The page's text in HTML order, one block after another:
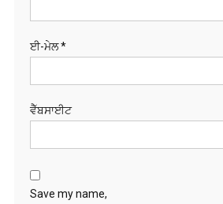
Save my name,
the next time I
comment.